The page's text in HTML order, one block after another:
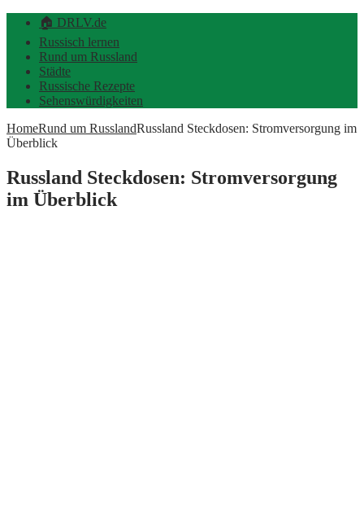
🏠 DRLV.de
Russisch lernen
Rund um Russland
Städte
Russische Rezepte
Sehenswürdigkeiten
HomeRund um RusslandRussland Steckdosen: Stromversorgung im
Überblick
Russland Steckdosen: Stromversorgung
im Überblick